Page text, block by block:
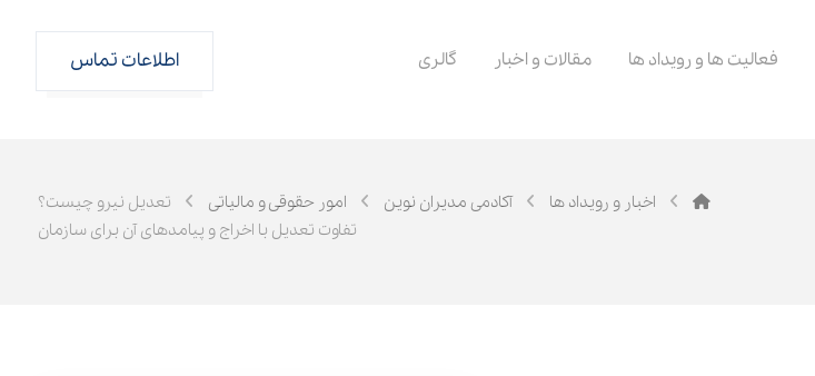
فعالیت ها و رویداد ها مقالات و اخبار گالری اطلاعات تماس
اخبار و رویداد ها آکادمی مدیران نوین امور حقوقی و مالیاتی
تعدیل نیرو چیست؟
تفاوت تعدیل با اخراج و پیامدهای آن برای سازمان